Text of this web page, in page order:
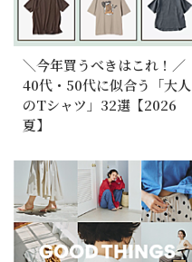
＼今年買うべきはこれ！／
40代・50代に似合う「大人
のTシャツ」32選【2026
夏】